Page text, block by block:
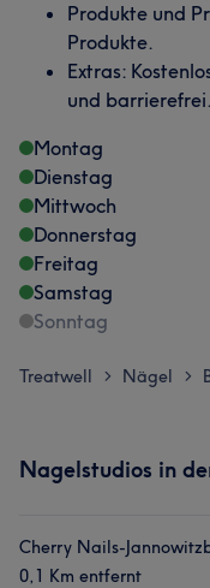
Produkte und
Produkte.
Extras:
und barrierefrei.
Montag
Dienstag
Mittwoch
Donnerstag
Freitag
Samstag
Sonntag
Treatwell > Nägel >
Nagelstudios in
Cherry Nails-
0,1 Km entfernt